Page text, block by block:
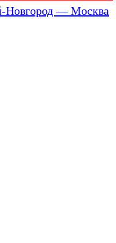
Новгород — Москва